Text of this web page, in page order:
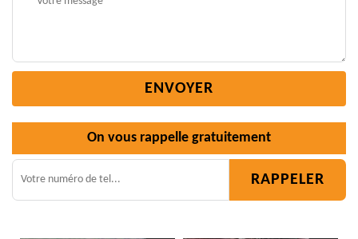
On vous rappelle gratuitement